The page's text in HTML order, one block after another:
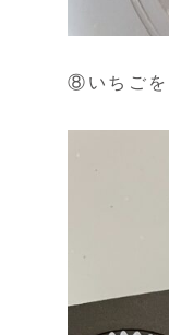
⑧いちごを